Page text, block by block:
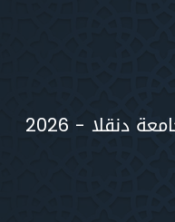
دنقلا - 2026